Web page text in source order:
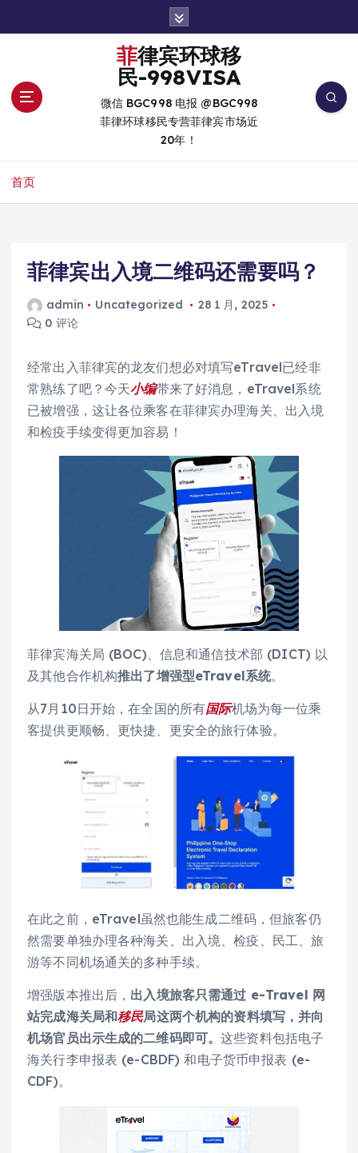
菲律宾环球移
民-998VISA
微信 BGC998 电报 @BGC998
菲律环球移民专营菲律宾市场近
20年！
首页
菲律宾出入境二维码还需要吗？
admin Uncategorized
28 1 月, 2025
0 评论
经常出入菲律宾的龙友们想必对填写eTravel已经非
常熟练了吧？今天小编带来了好消息，eTravel系统
已被增强，这让各位乘客在菲律宾办理海关、出入境
和检疫手续变得更加容易！
菲律宾海关局 (BOC)、信息和通信技术部 (DICT) 以
及其他合作机构推出了增强型eTravel系统。
从7月10日开始，在全国的所有国际机场为每一位乘
客提供更顺畅、更快捷、更安全的旅行体验。
在此之前，eTravel虽然也能生成二维码，但旅客仍
然需要单独办理各种海关、出入境、检疫、民工、旅
游等不同机场通关的多种手续。
增强版本推出后， 出入境旅客只需通过 e-Travel 网
站完成海关局和移民局这两个机构的资料填写，并向
机场官员出示生成的二维码即可。这些资料包括电子
海关行李申报表 (e-CBDF) 和电子货币申报表 (e-
CDF)。